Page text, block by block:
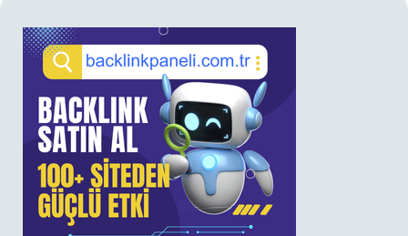
SIDEBAR